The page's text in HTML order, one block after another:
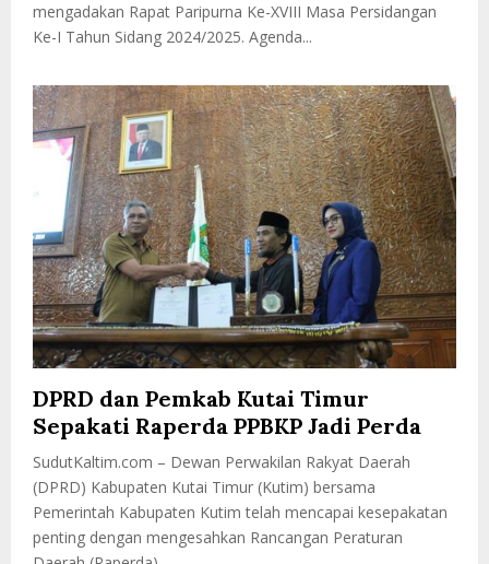
mengadakan Rapat Paripurna Ke-XVIII Masa Persidangan
Ke-I Tahun Sidang 2024/2025. Agenda...
DPRD dan Pemkab Kutai Timur
Sepakati Raperda PPBKP Jadi Perda
SudutKaltim.com – Dewan Perwakilan Rakyat Daerah
(DPRD) Kabupaten Kutai Timur (Kutim) bersama
Pemerintah Kabupaten Kutim telah mencapai kesepakatan
penting dengan mengesahkan Rancangan Peraturan